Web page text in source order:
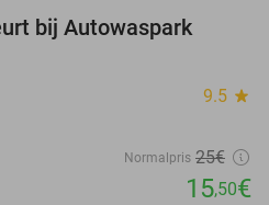
bij Autowaspark
9.5 star
Normalpris 25€
15,50€